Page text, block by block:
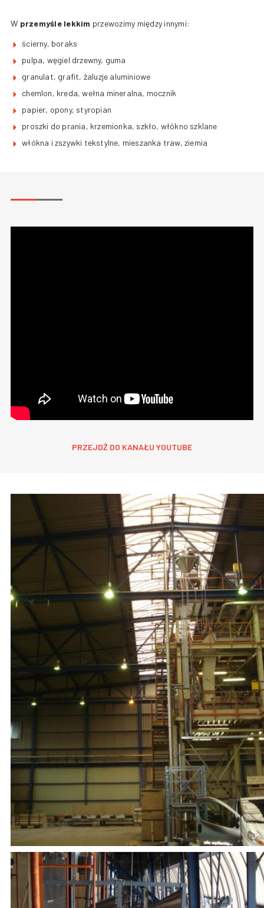
POLSKIE
W przemyśle lekkim przewozimy między innymi:
ścierny, boraks
pulpa, węgiel drzewny, guma
granulat, grafit, żaluzje aluminiowe
chemlon, kreda, wełna mineralna, mocznik
papier, opony, styropian
proszki do prania, krzemionka, szkło, włókno szklane
włókna i zszywki tekstylne, mieszanka traw, ziemia
PRZEJDŹ DO KANAŁU YOUTUBE